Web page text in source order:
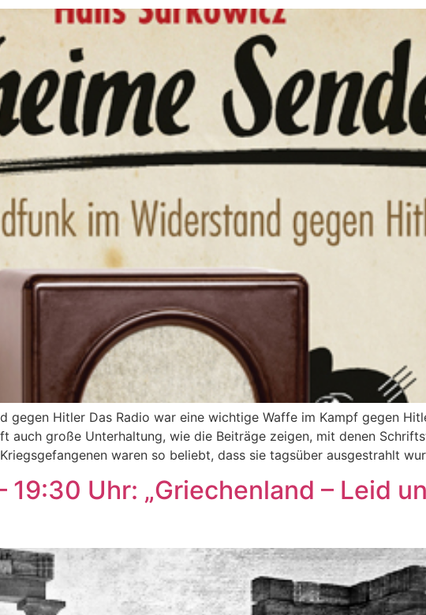
gegen Hitler Das Radio war eine wichtige Waffe im Kampf gegen
auch große Unterhaltung, wie die Beiträge zeigen, mit denen
waren so beliebt, dass sie tagsüber ausgestrahlt
19:30 Uhr: „Griechenland – Leid